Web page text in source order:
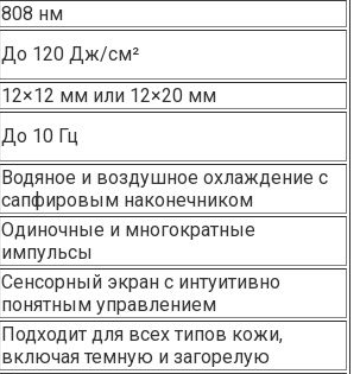
808 нм
До 120 Дж/см²
12×12 мм или 12×20 мм
До 10 Гц
Водяное и воздушное охлаждение с
сапфировым наконечником
Одиночные и многократные
импульсы
Сенсорный экран с интуитивно
понятным управлением
Подходит для всех типов кожи,
включая темную и загорелую